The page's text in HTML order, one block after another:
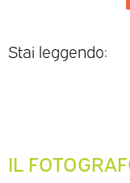
Stai leggendo:
IL